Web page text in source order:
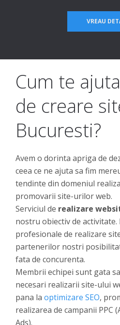
VREAU
Cum te
de creare
Bucuresti?
Avem o dorinta apriga de
ceea ce ne ajuta sa fim
tendinte din domeniul
promovarii site-urilor web.
Serviciul de realizare
nostru obiectiv de activitate.
profesionale de realizare
partenerilor nostri
fata de concurenta.
Membrii echipei sunt gata
necesari realizarii site-ului
pana laoptimizare SEO,
realizarea de campanii PPC
Ads).